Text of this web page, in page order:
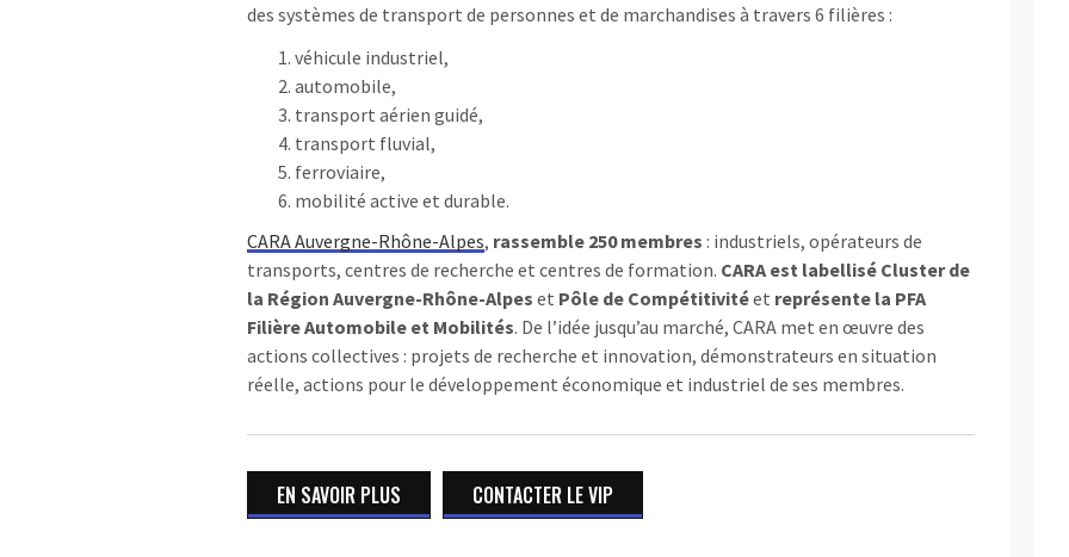
des systèmes de transport de personnes et de marchandises à travers 6 filières :
véhicule industriel,
automobile,
transport aérien guidé,
transport fluvial,
ferroviaire,
mobilité active et durable.
CARA Auvergne-Rhône-Alpes, rassemble 250 membres : industriels, opérateurs de
transports, centres de recherche et centres de formation. CARA est labellisé Cluster de
la Région Auvergne-Rhône-Alpes et Pôle de Compétitivitéet représente la PFA
Filière Automobile et Mobilités. De l’idée jusqu’au marché, CARA met en œuvre des
actions collectives : projets de recherche et innovation, démonstrateurs en situation
réelle, actions pour le développement économique et industriel de ses membres.
EN SAVOIR PLUS CONTACTER LE VIP